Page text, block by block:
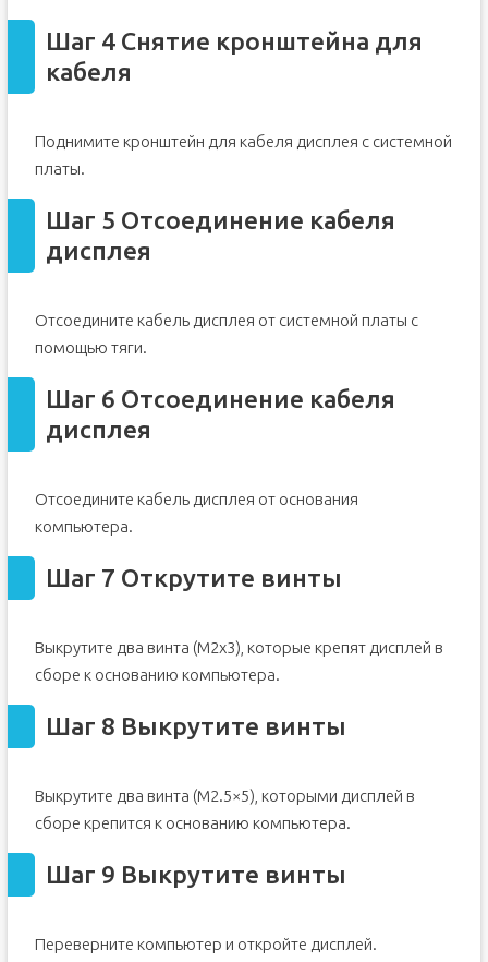
Шаг 4 Снятие кронштейна для
кабеля
Поднимите кронштейн для кабеля дисплея с системной
платы.
Шаг 5 Отсоединение кабеля
дисплея
Отсоедините кабель дисплея от системной платы с
помощью тяги.
Шаг 6 Отсоединение кабеля
дисплея
Отсоедините кабель дисплея от основания
компьютера.
Шаг 7 Открутите винты
Выкрутите два винта (M2x3), которые крепят дисплей в
сборе к основанию компьютера.
Шаг 8 Выкрутите винты
Выкрутите два винта (M2.5×5), которыми дисплей в
сборе крепится к основанию компьютера.
Шаг 9 Выкрутите винты
Переверните компьютер и откройте дисплей.